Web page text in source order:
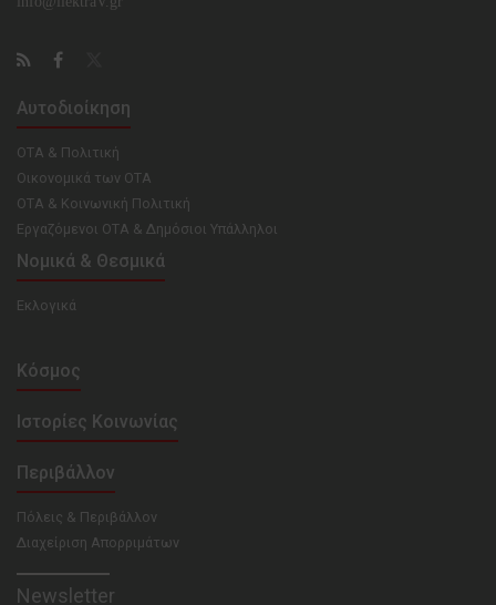
Αυτοδιοίκηση
ΟΤΑ & Πολιτική
Οικονομικά των ΟΤΑ
ΟΤΑ & Κοινωνική Πολιτική
Εργαζόμενοι ΟΤΑ & Δημόσιοι Υπάλληλοι
Νομικά & Θεσμικά
Εκλογικά
Κόσμος
Ιστορίες Κοινωνίας
Περιβάλλον
Πόλεις & Περιβάλλον
Διαχείριση Απορριμάτων
Newsletter